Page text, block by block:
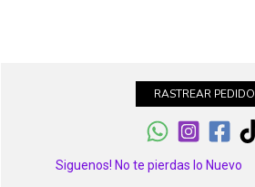
RASTREAR PEDIDO
Siguenos! No te pierdas lo Nuevo